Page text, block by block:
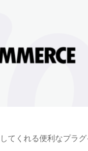
てくれる便利なプラグ